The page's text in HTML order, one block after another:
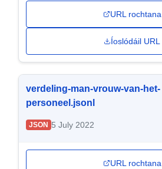
URL rochtana
Íoslódáil URL
verdeling-man-vrouw-van-het-
personeel.jsonl
JSON 5 July 2022
URL rochtana